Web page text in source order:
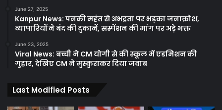
June 27, 2025
Kanpur News: पनकी महंत से अभद्रता पर भड़का जनाक्रोश,
व्यापारियों ने बंद की दुकानें, सस्पेंशन की मांग पर अड़े भक्त
June 23, 2025
Viral News: बच्ची ने CM योगी से की स्कूल में एडमिशन की
गुहार, देखिए CM ने मुस्कुराकर दिया जवाब
Last Modified Posts